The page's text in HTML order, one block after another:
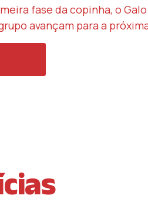
fase da copinha, o
avançam para a